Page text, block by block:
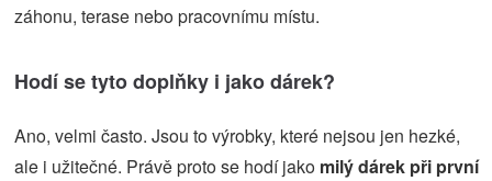
záhonu, terase nebo pracovnímu místu.
Hodí se tyto doplňky i jako dárek?
Ano, velmi často. Jsou to výrobky, které nejsou jen hezké,
ale i užitečné. Právě proto se hodí jako milý dárek při první